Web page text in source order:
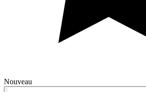
Nouveau